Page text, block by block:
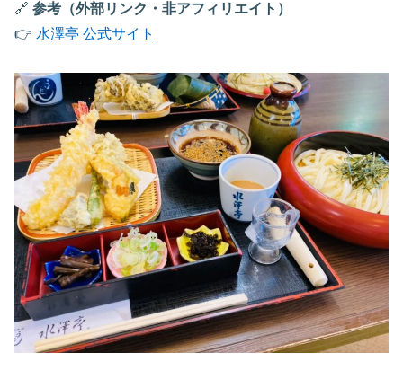
🔗 参考（外部リンク・非アフィリエイト）
👉 水澤亭 公式サイト